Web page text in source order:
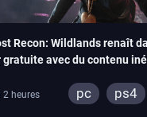
Recon: Wildlands renaît
gratuite avec du contenu
2 heures pc ps4